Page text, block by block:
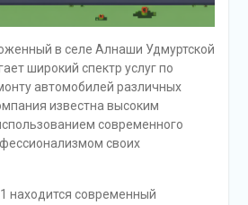
в селе Алнаши Удмуртской
широкий спектр услуг по
автомобилей различных
известна высоким
современного
своих
находится современный